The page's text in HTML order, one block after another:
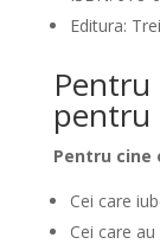
Editura: Trei
pentru
Pentru
Cei care
Cei care